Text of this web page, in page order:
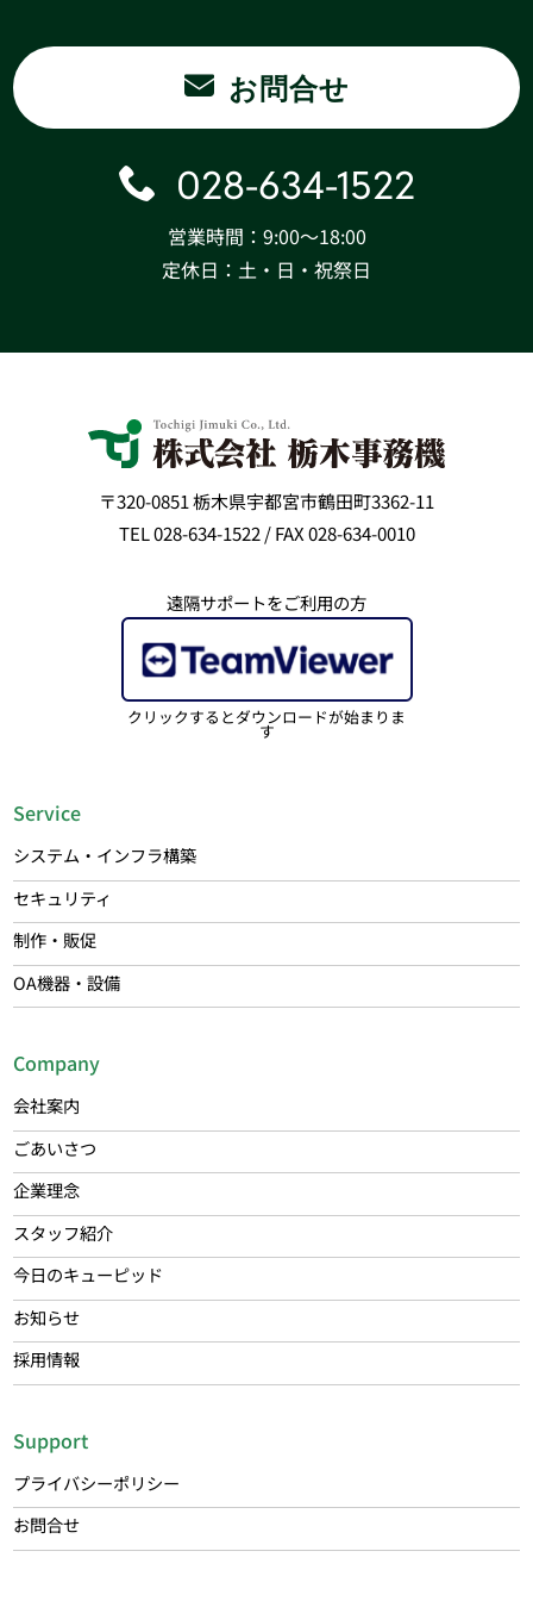
お問合せ
028-634-1522
営業時間：9:00〜18:00
定休日：土・日・祝祭日
〒320-0851 栃木県宇都宮市鶴田町3362-11
TEL 028-634-1522 / FAX 028-634-0010
遠隔サポートをご利用の方
クリックするとダウンロードが始まりま
す
Service
システム・インフラ構築
セキュリティ
制作・販促
OA機器・設備
Company
会社案内
ごあいさつ
企業理念
スタッフ紹介
今日のキューピッド
お知らせ
採用情報
Support
プライバシーポリシー
お問合せ